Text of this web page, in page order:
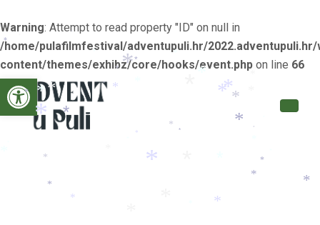
Open toolbar
Warning: Attempt to read property "ID" on null in
/home/pulafilmfestival/adventupuli.hr/2022.adventupuli.hr/
content/themes/exhibz/core/hooks/event.php on line 66
*
*
*
*
*
*
*
*
*
*
* *
*
* *
*
*
*
*
*
**
*
*
*
*
*
*
*
*